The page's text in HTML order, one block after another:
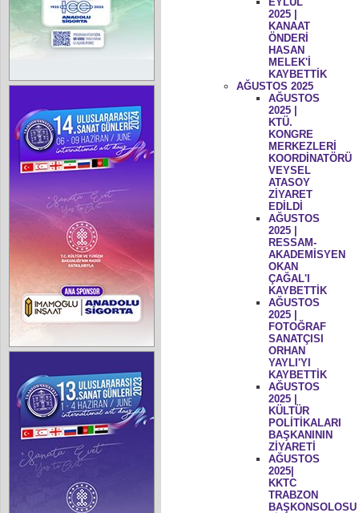
2025 |
KANAAT
ÖNDERİ
HASAN
MELEK'İ
KAYBETTİK
AĞUSTOS 2025
AĞUSTOS
2025 |
KTÜ.
KONGRE
MERKEZLERİ
KOORDİNATÖRÜ
VEYSEL
ATASOY
ZİYARET
EDİLDİ
AĞUSTOS
2025 |
RESSAM-
AKADEMİSYEN
OKAN
ÇAĞAL'I
KAYBETTİK
AĞUSTOS
2025 |
FOTOĞRAF
SANATÇISI
ORHAN
YAYLI'YI
KAYBETTİK
AĞUSTOS
2025 |
KÜLTÜR
POLİTİKALARI
BAŞKANININ
ZİYARETİ
AĞUSTOS
2025|
KKTC
TRABZON
BAŞKONSOLOSU